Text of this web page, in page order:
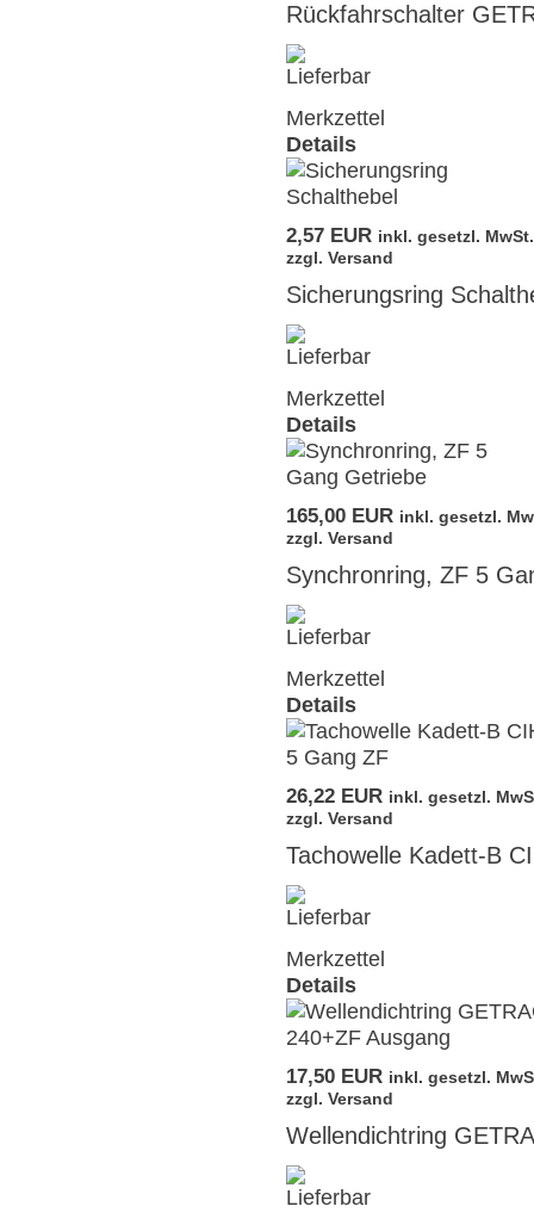
Rückfahrschalter
Merkzettel
Details
2,57 EUR inkl. gesetzl. MwSt.
zzgl. Versand
Sicherungsring
Merkzettel
Details
165,00 EUR inkl. gesetzl.
zzgl. Versand
Synchronring, ZF 5
Merkzettel
Details
26,22 EUR inkl. gesetzl.
zzgl. Versand
Tachowelle Kadett-B
Merkzettel
Details
17,50 EUR inkl. gesetzl.
zzgl. Versand
Wellendichtring